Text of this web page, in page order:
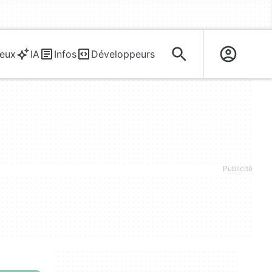
IA Infos Développeurs